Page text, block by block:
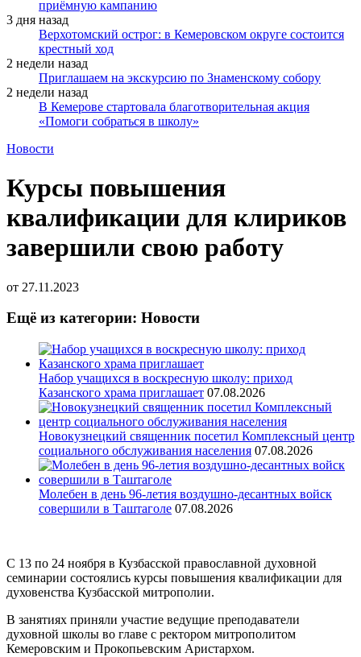
приёмную кампанию
3 дня назад
Верхотомский острог: в Кемеровском округе состоится
крестный ход
2 недели назад
Приглашаем на экскурсию по Знаменскому собору
2 недели назад
В Кемерове стартовала благотворительная акция
«Помоги собраться в школу»
Новости
Курсы повышения
квалификации для клириков
завершили свою работу
от 27.11.2023
Ещё из категории: Новости
Набор учащихся в воскресную школу: приход
Казанского храма приглашает 07.08.2026
Новокузнецкий священник посетил Комплексный центр
социального обслуживания населения 07.08.2026
Молебен в день 96-летия воздушно-десантных войск
совершили в Таштаголе 07.08.2026
С 13 по 24 ноября в Кузбасской православной духовной
семинарии состоялись курсы повышения квалификации для
духовенства Кузбасской митрополии.
В занятиях приняли участие ведущие преподаватели
духовной школы во главе с ректором митрополитом
Кемеровским и Прокопьевским Аристархом.